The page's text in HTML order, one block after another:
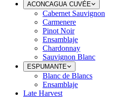
ACONCAGUA CUVÉE
Cabernet Sauvignon
Carmenere
Pinot Noir
Ensamblaje
Chardonnay
Sauvignon Blanc
ESPUMANTE
Blanc de Blancs
Ensamblaje
Late Harvest